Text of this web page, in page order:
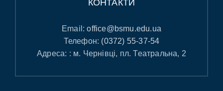
КОНТАКТИ
Email:office@bsmu.edu.ua
Телефон: (0372) 55-37-54
Адреса: : м. Чернівці, пл. Театральна, 2